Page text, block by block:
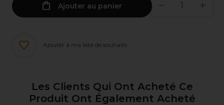
Ajouter au panier
Ajouter à ma liste de souhaits
Les Clients Qui Ont Acheté Ce
Produit Ont Également Acheté